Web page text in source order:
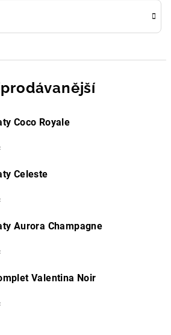
Coco Royale
Celeste
Aurora Champagne
Valentina Noir